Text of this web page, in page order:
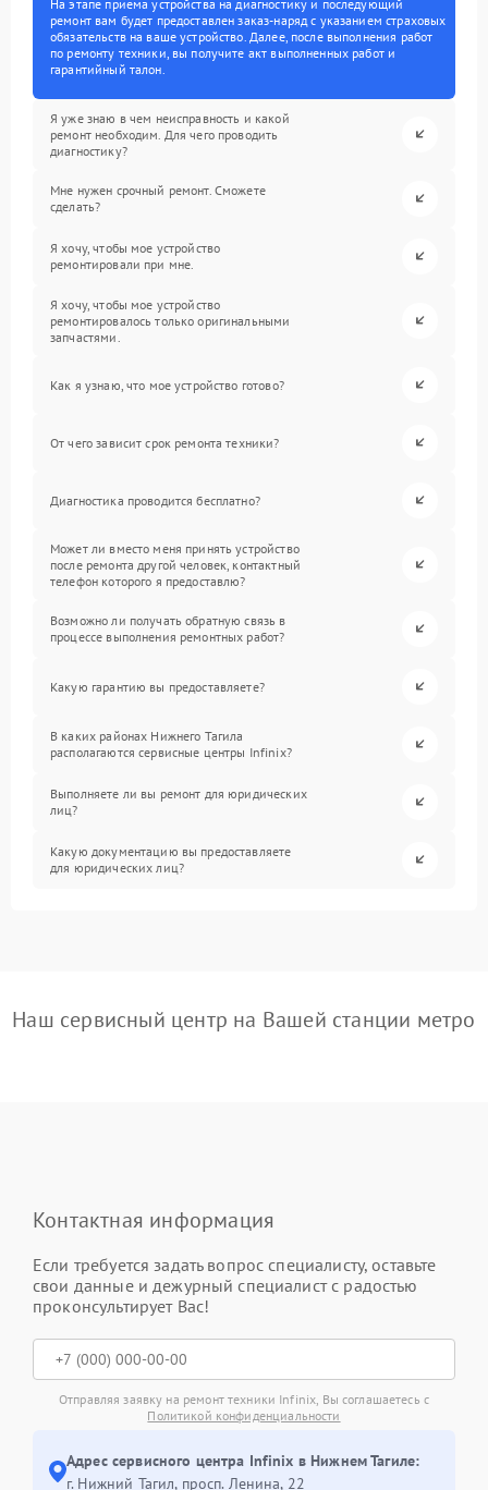
На этапе приема устройства на диагностику и последующий
ремонт вам будет предоставлен заказ-наряд с указанием страховых
обязательств на ваше устройство. Далее, после выполнения работ
по ремонту техники, вы получите акт выполненных работ и
гарантийный талон.
Я уже знаю в чем неисправность и какой
ремонт необходим. Для чего проводить
диагностику?
Мне нужен срочный ремонт. Сможете
сделать?
Я хочу, чтобы мое устройство
ремонтировали при мне.
Я хочу, чтобы мое устройство
ремонтировалось только оригинальными
запчастями.
Как я узнаю, что мое устройство готово?
От чего зависит срок ремонта техники?
Диагностика проводится бесплатно?
Может ли вместо меня принять устройство
после ремонта другой человек, контактный
телефон которого я предоставлю?
Возможно ли получать обратную связь в
процессе выполнения ремонтных работ?
Какую гарантию вы предоставляете?
В каких районах Нижнего Тагила
располагаются сервисные центры Infinix?
Выполняете ли вы ремонт для юридических
лиц?
Какую документацию вы предоставляете
для юридических лиц?
Наш сервисный центр на Вашей станции метро
Контактная информация
Если требуется задать вопрос специалисту, оставьте
свои данные и дежурный специалист с радостью
проконсультирует Вас!
Отправляя заявку на ремонт техники Infinix, Вы соглашаетесь с
Политикой конфиденциальности
Адрес сервисного центра Infinix в Нижнем Тагиле:
г. Нижний Тагил, просп. Ленина, 22